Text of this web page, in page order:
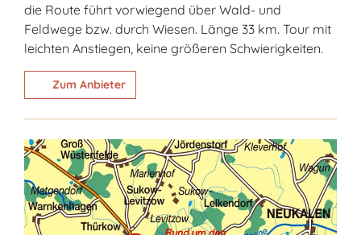
die Route führt vorwiegend über Wald- und
Feldwege bzw. durch Wiesen. Länge 33 km. Tour mit
leichten Anstiegen, keine größeren Schwierigkeiten.
Zum Anbieter